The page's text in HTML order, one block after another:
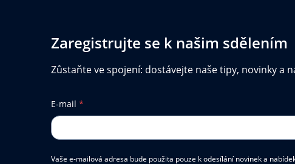
Zaregistrujte se k našim sdělením
Zůstaňte ve spojení: dostávejte naše tipy, novinky a
E-mail *
Vaše e-mailová adresa bude použita pouze k odesílání novinek a